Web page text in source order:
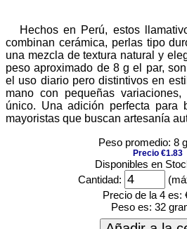
Hechos en Perú, estos
combinan cerámica, perlas tipo
una mezcla de textura natural y
peso aproximado de 8 g el par,
el uso diario pero distintivos en
mano con pequeñas
único. Una adición perfecta para
mayoristas que buscan artesanía
Peso promedio: 8
Precio €1.83
Disponibles en
Cantidad:
Precio de la 4 es:
Peso es: 32